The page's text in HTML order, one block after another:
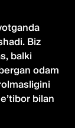
Biz
balki
odam
bilan